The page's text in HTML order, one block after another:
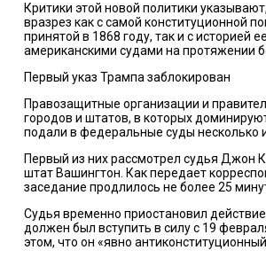
Критики этой новой политики
вразрез как с самой конституционной
принятой в 1868 году, так и с историей
американскими судами на протяжении
Первый указ Трампа заблокирован
Правозащитные организации и
городов и штатов, в которых
подали в федеральные суды несколько
Первый из них рассмотрел судья Джон
штат Вашингтон. Как передает
заседание продлилось не более 25
Судья временно приостановил
должен был вступить в силу с 19
этом, что он «явно